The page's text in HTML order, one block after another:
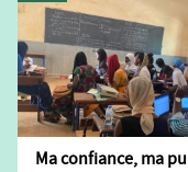
Ma confiance, ma